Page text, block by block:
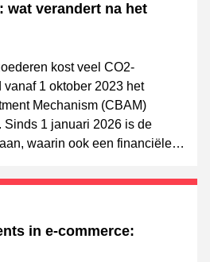
wat verandert na het
kost veel CO2-
vanaf 1 oktober 2023 het
Mechanism (CBAM)
1 januari 2026 is de
waarin ook een financiële
in e-commerce: